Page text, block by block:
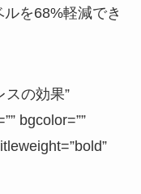
を68%軽減でき
スの効果”
bgcolor=””